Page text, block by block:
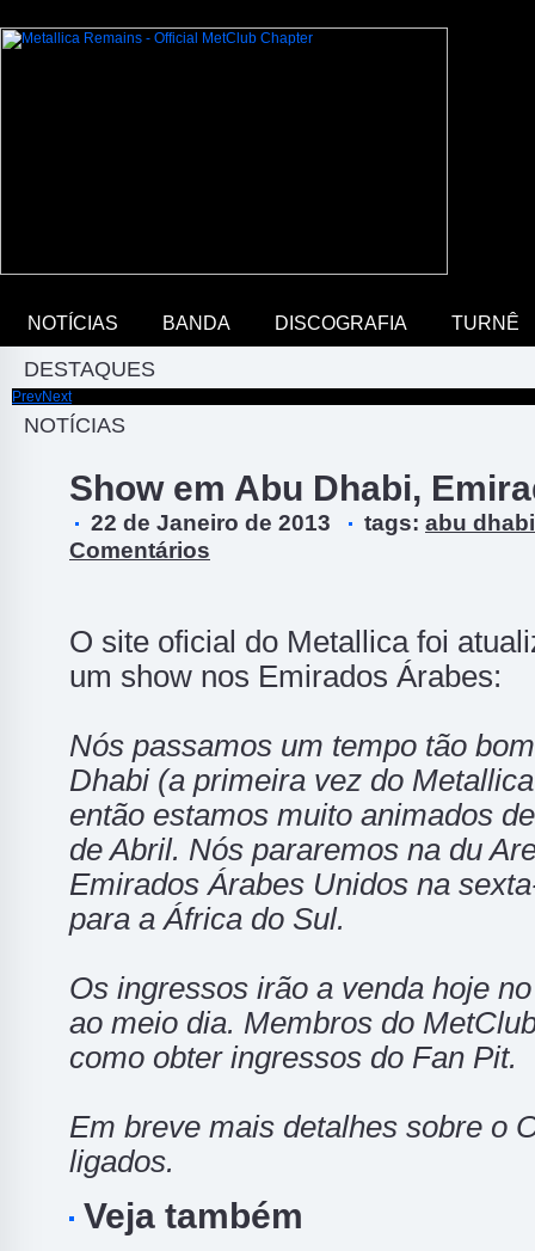
NOTÍCIAS BANDA DISCOGRAFIA TURNÊ
DESTAQUES
Discuta sobre música e Metallica em nosso fórum
PrevNext
NOTÍCIAS
Show em Abu Dhabi,
22 de Janeiro de 2013 tags: abu dhabi
Comentários
O site oficial do Metallica foi
um show nos Emirados Árabes:
Nós passamos um tempo tão
Dhabi (a primeira vez do
então estamos muito animados
de Abril. Nós pararemos na du
Emirados Árabes Unidos na
para a África do Sul.
Os ingressos irão a venda hoje
ao meio dia. Membros do
como obter ingressos do Fan Pit.
Em breve mais detalhes sobre o
ligados.
Veja também